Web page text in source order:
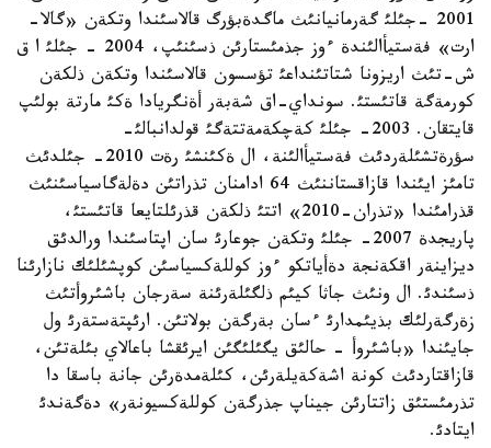
2001 -جئلئ گةرمانيانئث ماگدةبؤرگ قالاسئندا وتكةن «گالا-
ارت» فةستيأالئندة ءوز جذمئستارئن ذسئنئپ، 2004 - جئلئ ا ق
ش-تئث اريزونا شتاتئنداعئ تؤسسون قالاسئندا وتكةن ذلكةن
كورمةگة قاتئستئ. سونداي-اق شةبةر أةنگريادا ةكئ مارتة بولئپ
قايتقان. 2003- جئلئ كةچكةمةتتةگئ قولدانبالئ-
سؤرةتشئلةردئث فةستيأالئنة، ال ةكئنشئ رةت 2010- جئلدئث
تامئز ايئندا قازاقستاننئث 64 ادامنان تذراتئن دةلةگاسياسئنئث
قذرامئندا «تذران-2010» اتتئ ذلكةن قذرئلتايعا قاتئستئ،
پاريجدة 2007- جئلئ وتكةن جوعارئ سان اپتاسئندا ورالدئق
ديزاينةر اقكةنجة دةأياتكو ءوز كوللةكسياسئن كوپشئلئك نازارئنا
ذسئندئ. ال ونئث جاثا كيئم ذلگئلةرئنة سةرجان باشئروأتئث
زةرگةرلئك بذيئمدارئ ءسان بةرگةن بولاتئن. ارئپتةستةرئ ول
جايئندا «باشئروأ - حالئق يگئلئگئن ايرئقشا باعالاي بئلةتئن،
قازاقتاردئث كونة اشةكةيلةرئن، كئلةمدةرئن جانة باسقا دا
تذرمئستئق زاتتارئن جيناپ جذرگةن كوللةكسيونةر» دةگةندئ
ايتادئ.